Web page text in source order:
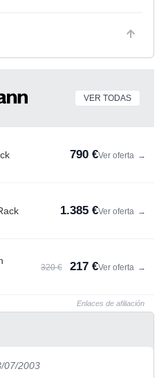
VER TODAS
790 €Ver oferta →
1.385 €Ver oferta →
320 € 217 €Ver oferta →
Enlaces de afiliación
07/2003